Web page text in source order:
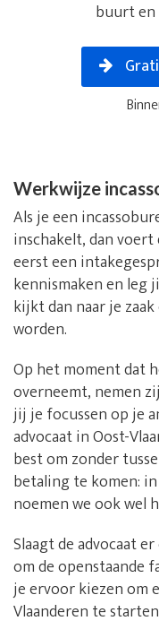
buurt en
Werkwijze
Als je een
inschakelt, dan
eerst een
kennismaken en leg
kijkt dan naar je
worden.
Op het moment dat
overneemt, nemen
jij je focussen op je
advocaat in Oost-
best om zonder
betaling te komen:
noemen we ook wel
Slaagt de advocaat
om de openstaande
je ervoor kiezen om
Vlaanderen te